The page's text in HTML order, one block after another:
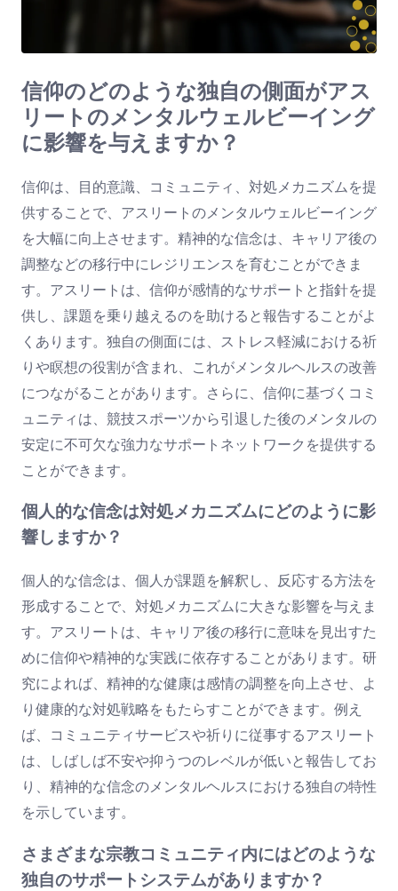
信仰のどのような独自の側面がアス
リートのメンタルウェルビーイング
に影響を与えますか？
信仰は、目的意識、コミュニティ、対処メカニズムを提
供することで、アスリートのメンタルウェルビーイング
を大幅に向上させます。精神的な信念は、キャリア後の
調整などの移行中にレジリエンスを育むことができま
す。アスリートは、信仰が感情的なサポートと指針を提
供し、課題を乗り越えるのを助けると報告することがよ
くあります。独自の側面には、ストレス軽減における祈
りや瞑想の役割が含まれ、これがメンタルヘルスの改善
につながることがあります。さらに、信仰に基づくコミ
ュニティは、競技スポーツから引退した後のメンタルの
安定に不可欠な強力なサポートネットワークを提供する
ことができます。
個人的な信念は対処メカニズムにどのように影
響しますか？
個人的な信念は、個人が課題を解釈し、反応する方法を
形成することで、対処メカニズムに大きな影響を与えま
す。アスリートは、キャリア後の移行に意味を見出すた
めに信仰や精神的な実践に依存することがあります。研
究によれば、精神的な健康は感情の調整を向上させ、よ
り健康的な対処戦略をもたらすことができます。例え
ば、コミュニティサービスや祈りに従事するアスリート
は、しばしば不安や抑うつのレベルが低いと報告してお
り、精神的な信念のメンタルヘルスにおける独自の特性
を示しています。
さまざまな宗教コミュニティ内にはどのような
独自のサポートシステムがありますか？